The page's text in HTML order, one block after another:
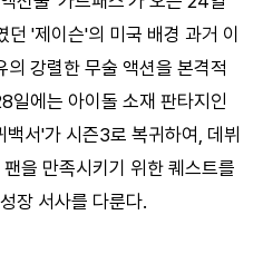
'제이슨'의 미국 배경 과거 이
강렬한 무술 액션을 본격적
일에는 아이돌 소재 판타지인
서'가 시즌3로 복귀하여, 데뷔
을 만족시키기 위한 퀘스트를
장 서사를 다룬다.